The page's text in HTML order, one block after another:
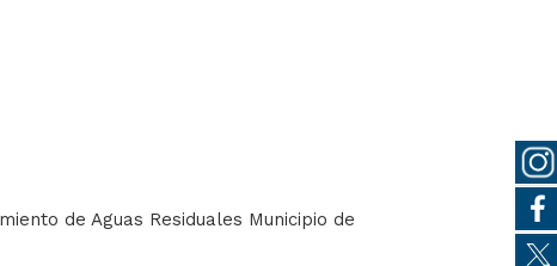
de Aguas Residuales Municipio de